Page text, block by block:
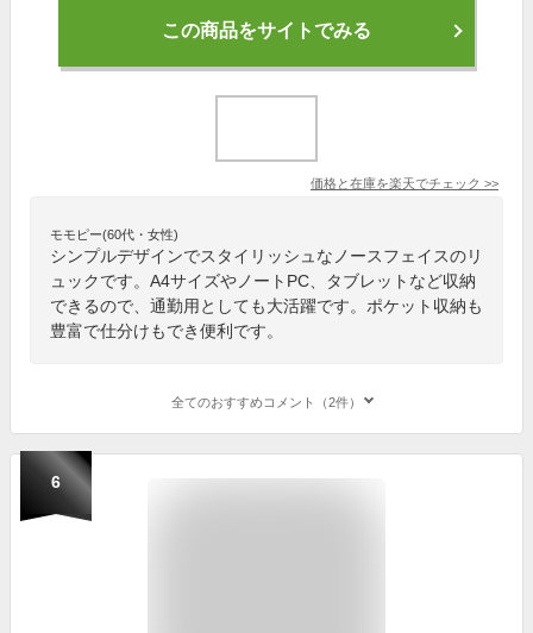
この商品をサイトでみる
価格と在庫を楽天でチェック >>
モモピー(60代・女性)
シンプルデザインでスタイリッシュなノースフェイスのリ
ュックです。A4サイズやノートPC、タブレットなど収納
できるので、通勤用としても大活躍です。ポケット収納も
豊富で仕分けもでき便利です。
全てのおすすめコメント（2件）
6